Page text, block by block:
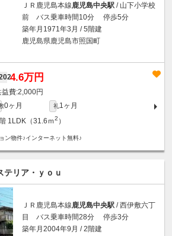
ＪＲ鹿児島本線鹿児島中央駅 / 山下小学校
前 バス乗車時間10分 停歩5分
築年月1971年3月 / 5階建
鹿児島県鹿児島市照国町
4.6万円
2,000円
0ヶ月 礼1ヶ月
1LDK（31.6ｍ2 ）
ン物件♪インターネット無料♪
テリア・ｙｏｕ
ＪＲ鹿児島本線鹿児島中央駅 / 西伊敷六丁
目 バス乗車時間28分 停歩3分
築年月2004年9月 / 2階建